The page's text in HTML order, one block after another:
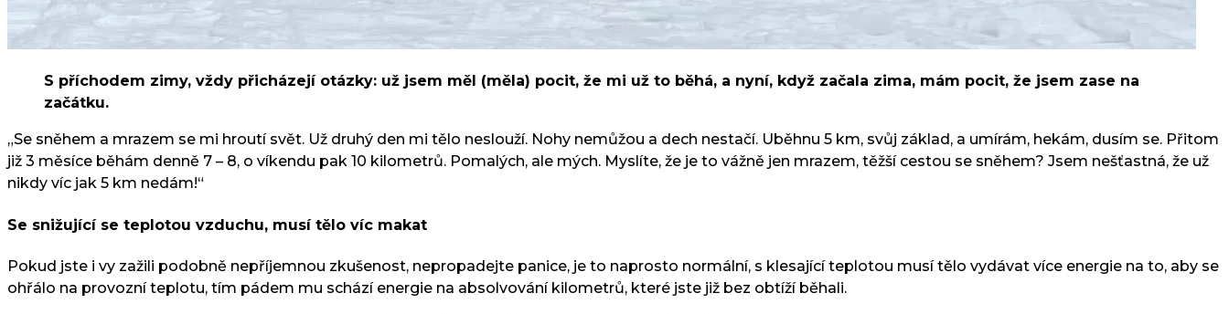
S příchodem zimy, vždy přicházejí otázky: už jsem měl (měla) pocit, že mi už to běhá, a nyní, když začala zima, mám pocit, že jsem zase na
začátku.
„Se sněhem a mrazem se mi hroutí svět. Už druhý den mi tělo neslouží. Nohy nemůžou a dech nestačí. Uběhnu 5 km, svůj základ, a umírám, hekám, dusím se. Přitom
již 3 měsíce běhám denně 7 – 8, o víkendu pak 10 kilometrů. Pomalých, ale mých. Myslíte, že je to vážně jen mrazem, těžší cestou se sněhem? Jsem nešťastná, že už
nikdy víc jak 5 km nedám!“
Se snižující se teplotou vzduchu, musí tělo víc makat
Pokud jste i vy zažili podobně nepříjemnou zkušenost, nepropadejte panice, je to naprosto normální, s klesající teplotou musí tělo vydávat více energie na to, aby se
ohřálo na provozní teplotu, tím pádem mu schází energie na absolvování kilometrů, které jste již bez obtíží běhali.